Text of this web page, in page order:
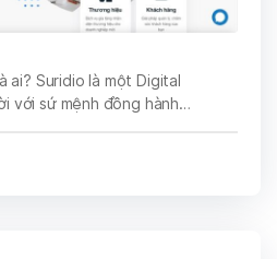
ai? Suridio là một Digital
với sứ mệnh đồng hành…